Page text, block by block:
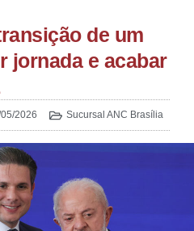
de um
jornada e acabar
2026 Sucursal ANC Brasília